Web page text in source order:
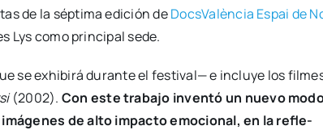
de la sép­ti­ma edi­ción deDocs­Va­lèn­cia Espai de
Lys como prin­ci­pal sede.
se exhi­bi­rá duran­te el fes­ti­val— e inclu­ye los
(2002). Con este tra­ba­jo inven­tó un nue­vo
de alto impac­to emo­cio­nal, en la refle­